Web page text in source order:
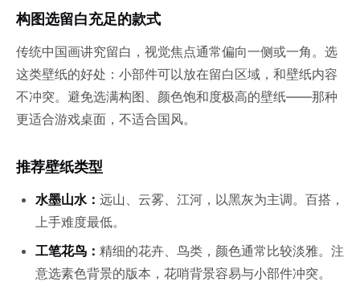
构图选留白充足的款式
传统中国画讲究留白，视觉焦点通常偏向一侧或一角。选
这类壁纸的好处：小部件可以放在留白区域，和壁纸内容
不冲突。避免选满构图、颜色饱和度极高的壁纸——那种
更适合游戏桌面，不适合国风。
推荐壁纸类型
水墨山水： 远山、云雾、江河，以黑灰为主调。百搭，
上手难度最低。
工笔花鸟： 精细的花卉、鸟类，颜色通常比较淡雅。注
意选素色背景的版本，花哨背景容易与小部件冲突。